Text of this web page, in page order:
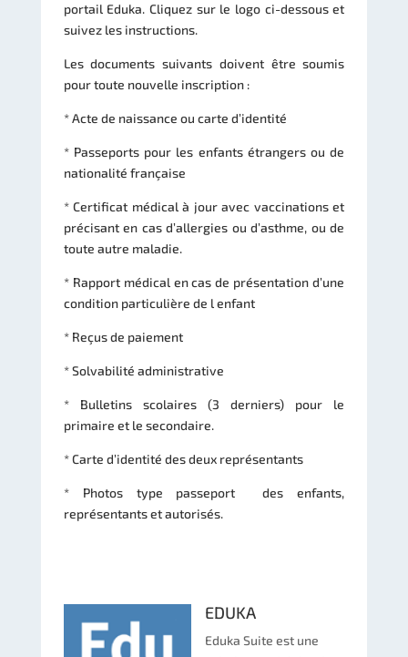
portail Eduka. Cliquez sur le logo ci-dessous et
suivez les instructions.
Les documents suivants doivent être soumis
pour toute nouvelle inscription :
* Acte de naissance ou carte d’identité
* Passeports pour les enfants étrangers ou de
nationalité française
* Certificat médical à jour avec vaccinations et
précisant en cas d’allergies ou d’asthme, ou de
toute autre maladie.
* Rapport médical en cas de présentation d’une
condition particulière de l enfant
* Reçus de paiement
* Solvabilité administrative
* Bulletins scolaires (3 derniers) pour le
primaire et le secondaire.
* Carte d’identité des deux représentants
* Photos type passeport des enfants,
représentants et autorisés.
EDUKA
Eduka Suite est une